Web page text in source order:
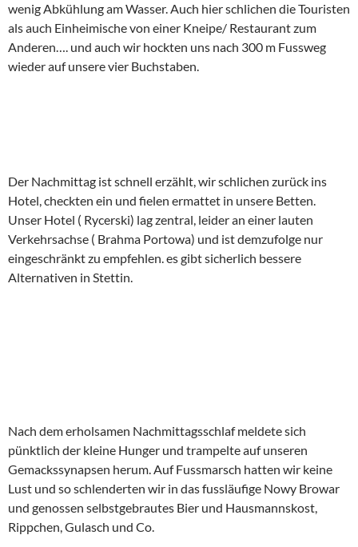
wenig Abkühlung am Wasser. Auch hier schlichen die Touristen
als auch Einheimische von einer Kneipe/ Restaurant zum
Anderen…. und auch wir hockten uns nach 300 m Fussweg
wieder auf unsere vier Buchstaben.
Der Nachmittag ist schnell erzählt, wir schlichen zurück ins
Hotel, checkten ein und fielen ermattet in unsere Betten.
Unser Hotel ( Rycerski) lag zentral, leider an einer lauten
Verkehrsachse ( Brahma Portowa) und ist demzufolge nur
eingeschränkt zu empfehlen. es gibt sicherlich bessere
Alternativen in Stettin.
Nach dem erholsamen Nachmittagsschlaf meldete sich
pünktlich der kleine Hunger und trampelte auf unseren
Gemackssynapsen herum. Auf Fussmarsch hatten wir keine
Lust und so schlenderten wir in das fussläufige Nowy Browar
und genossen selbstgebrautes Bier und Hausmannskost,
Rippchen, Gulasch und Co.